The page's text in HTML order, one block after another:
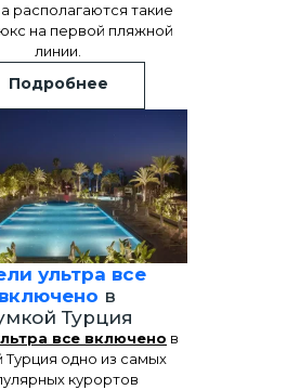
располагаются такие
на первой пляжной
линии.
Подробнее
ультра все
включено в
Турция
все включено в
Турция одно из самых
курортов